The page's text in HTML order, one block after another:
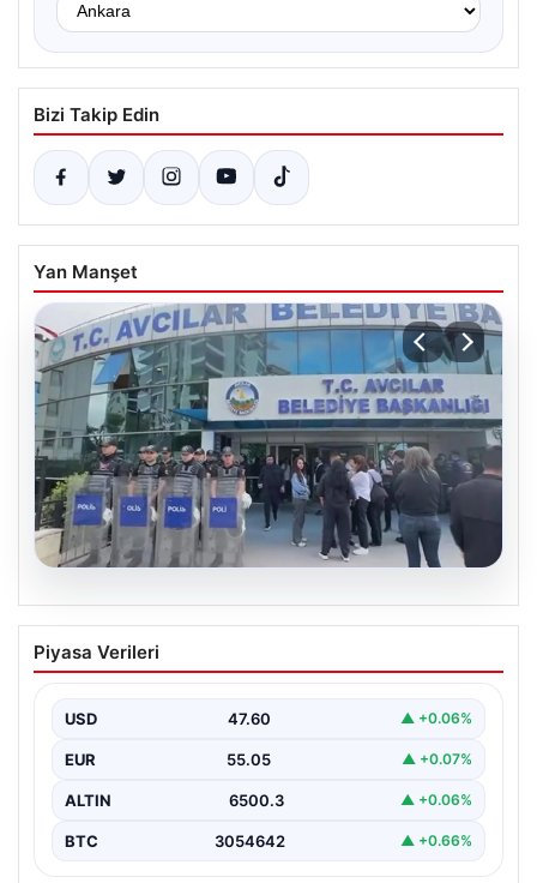
Bizi Takip Edin
Yan Manşet
Avcılar Belediyesi’ne operasyon. 12
şüpheli gözaltına alındı
Piyasa Verileri
USD 47.60 ▲ +0.06%
EUR 55.05 ▲ +0.07%
ALTIN 6500.3 ▲ +0.06%
BTC 3054642 ▲ +0.66%